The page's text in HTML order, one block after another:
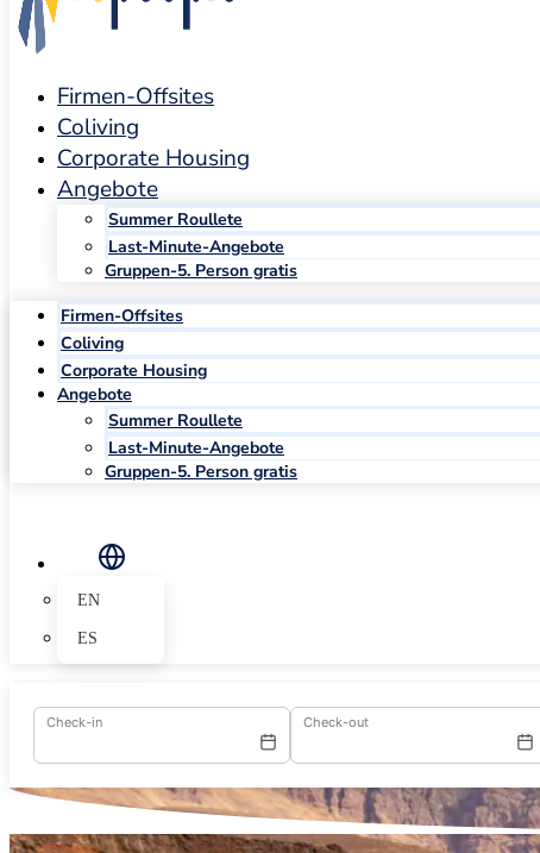
Firmen-Offsites
Coliving
Corporate Housing
Angebote
Summer Roullete
Last-Minute-Angebote
Gruppen-5. Person gratis
Firmen-Offsites
Coliving
Corporate Housing
Angebote
Summer Roullete
Last-Minute-Angebote
Gruppen-5. Person gratis
EN
ES
Check-in Check-out